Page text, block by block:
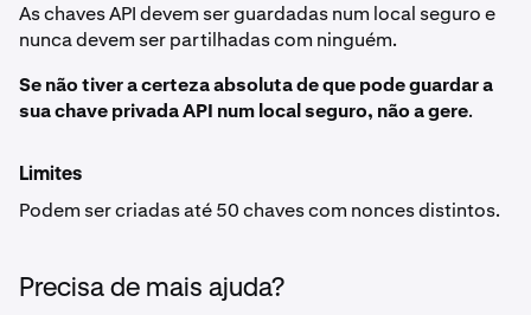
As chaves API devem ser guardadas num local seguro e
nunca devem ser partilhadas com ninguém.
Se não tiver a certeza absoluta de que pode guardar a
sua chave privada API num local seguro, não a gere.
Limites
Podem ser criadas até 50 chaves com nonces distintos.
Precisa de mais ajuda?